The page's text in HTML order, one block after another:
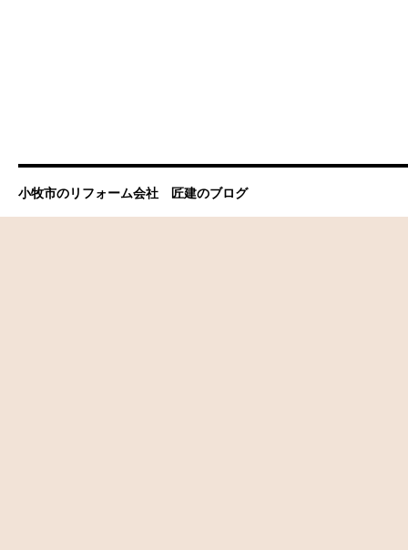
小牧市のリフォーム会社 匠建のブログ